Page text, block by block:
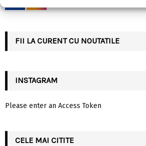
r
FII LA CURENT CU NOUTATILE
INSTAGRAM
Please enter an Access Token
CELE MAI CITITE